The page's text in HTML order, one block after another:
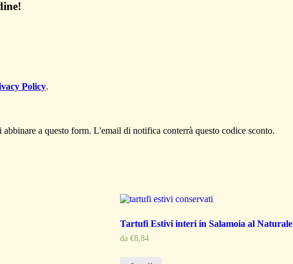
Policy.
a questo form. L'email di notifica conterrà questo codice sconto.
Tartufi Estivi interi in Salamoia al Naturale
da €8,84